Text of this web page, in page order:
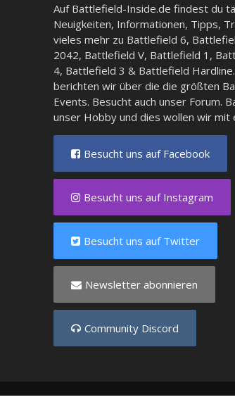
Auf Battlefield-Inside.de findest du
Neuigkeiten, Informationen, Tipps,
vieles mehr zu Battlefield 6,
2042, Battlefield V, Battlefield 1 ,
4, Battlefield 3 & Battlefield Hardline
berichten wir über die die größten
Events. Besucht auch unser Forum.
unser Hobby und dies wollen wir mit
Besucht uns auf Facebook
Besucht uns auf Instagram
Besucht uns auf Twitter
Newsletter abonnieren
Community Discord